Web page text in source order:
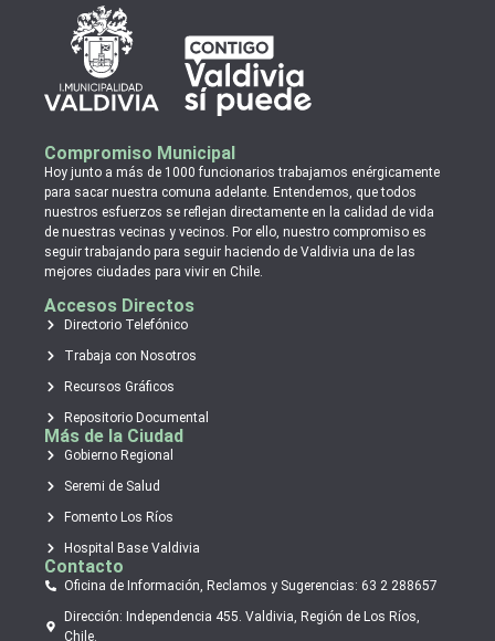
Compromiso Municipal
Hoy junto a más de 1000 funcionarios trabajamos enérgicamente
para sacar nuestra comuna adelante. Entendemos, que todos
nuestros esfuerzos se reflejan directamente en la calidad de vida
de nuestras vecinas y vecinos. Por ello, nuestro compromiso es
seguir trabajando para seguir haciendo de Valdivia una de las
mejores ciudades para vivir en Chile.
Accesos Directos
Directorio Telefónico
Trabaja con Nosotros
Recursos Gráficos
Repositorio Documental
Más de la Ciudad
Gobierno Regional
Seremi de Salud
Fomento Los Ríos
Hospital Base Valdivia
Contacto
Oficina de Información, Reclamos y Sugerencias: 63 2 288657
Dirección: Independencia 455. Valdivia, Región de Los Ríos,
Chile.